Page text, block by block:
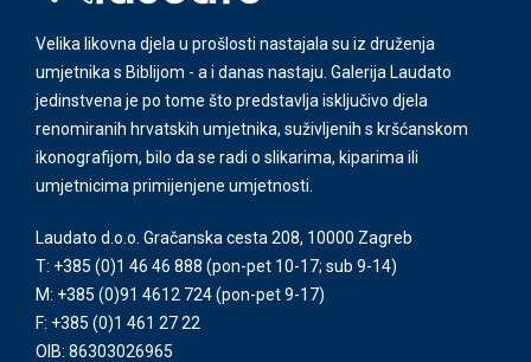
Velika likovna djela u prošlosti nastajala su iz druženja
umjetnika s Biblijom - a i danas nastaju. Galerija Laudato
jedinstvena je po tome što predstavlja isključivo djela
renomiranih hrvatskih umjetnika, suživljenih s kršćanskom
ikonografijom, bilo da se radi o slikarima, kiparima ili
umjetnicima primijenjene umjetnosti.
Laudato d.o.o. Gračanska cesta 208, 10000 Zagreb
T: +385 (0)1 46 46 888 (pon-pet 10-17; sub 9-14)
M: +385 (0)91 4612 724(pon-pet 9-17)
F: +385 (0)1 461 27 22
OIB: 86303026965